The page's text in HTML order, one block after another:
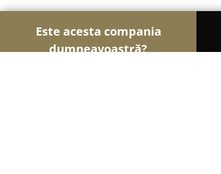
Este acesta compania
dumneavoastră?